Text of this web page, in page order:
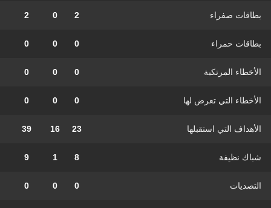
بطاقات صفراء 2
0
2
بطاقات حمراء 0
0
0
الأخطاء المرتكبة 0
0
0
الأخطاء التي تعرض لها 0
0
0
الأهداف التي استقبلها 23
16
39
شباك نظيفة 8
1
9
التصديات 0
0
0